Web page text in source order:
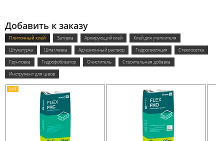
Добавить к заказу
Плиточный клей Затирка Армирующий клей
Клей для утеплителя
Штукатурка
Шпатлевка Адгезионный раствор Гидроизоляция
Стеклосетка
Грунтовка
Гидрофобизатор Очиститель
Строительная добавка
Инструмент для швов
ХИТ